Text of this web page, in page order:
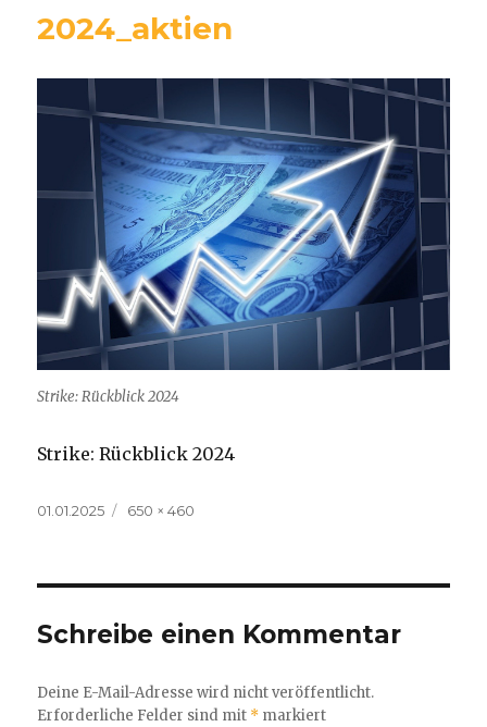
2024_aktien
Strike: Rückblick 2024
Strike: Rückblick 2024
Veröffentlicht
01.01.2025
Volle
650 × 460
Schreibe einen Kommentar
Deine E-Mail-Adresse wird nicht veröffentlicht.
Erforderliche Felder sind mit * markiert